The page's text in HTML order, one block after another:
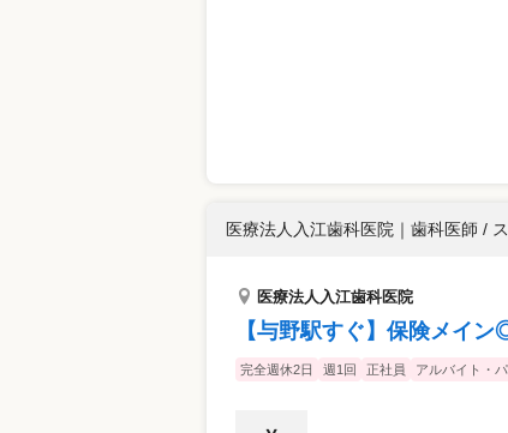
医療法人入江歯科医院 ｜ 歯科医師 /
医療法人入江歯科医院
【与野駅すぐ】保険メイ
完全週休2日 週1回 正社員 アルバイト・パ